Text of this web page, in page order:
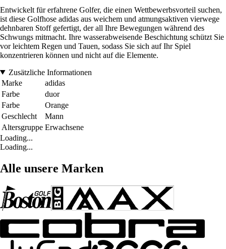
Entwickelt für erfahrene Golfer, die einen Wettbewerbsvorteil suchen,
ist diese Golfhose adidas aus weichem und atmungsaktiven vierwege
dehnbaren Stoff gefertigt, der all Ihre Bewegungen während des
Schwungs mitmacht. Ihre wasserabweisende Beschichtung schützt Sie
vor leichtem Regen und Tauen, sodass Sie sich auf Ihr Spiel
konzentrieren können und nicht auf die Elemente.
Zusätzliche Informationen
Marke
adidas
Farbe
duor
Farbe
Orange
Geschlecht
Mann
Altersgruppe Erwachsene
Loading...
Loading...
Alle unsere Marken